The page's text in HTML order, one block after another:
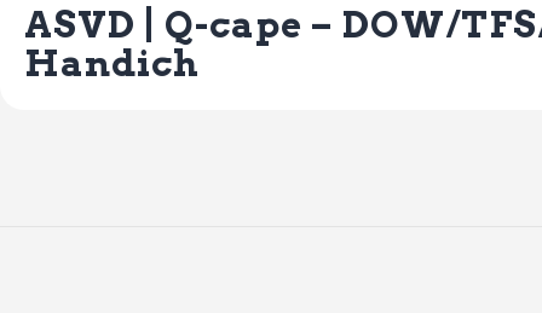
ASVD | Q-cape – DOW/
Handich